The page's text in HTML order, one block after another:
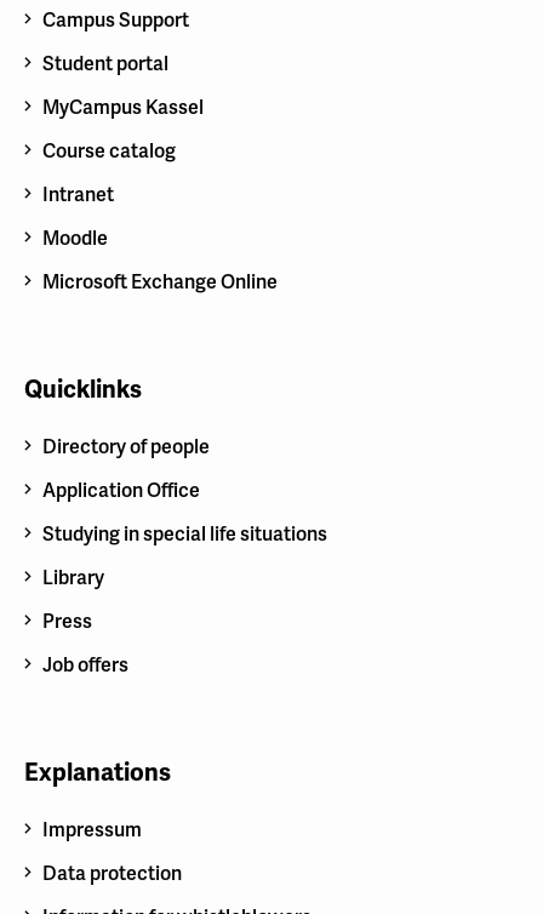
Campus Support
Student portal
MyCampus Kassel
Course catalog
Intranet
Moodle
Microsoft Exchange Online
Quicklinks
Directory of people
Application Office
Studying in special life situations
Library
Press
Job offers
Explanations
Impressum
Data protection